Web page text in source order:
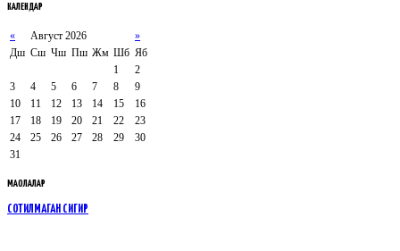
КАЛЕНДАР
« Август 2026
»
Дш Сш Чш Пш Жм Шб Яб
1
2
3
4 5 6 7 8
9
10
11 12 13 14 15
16
17
18 19 20 21 22
23
24
25 26 27 28 29
30
31
МАҚОЛАЛАР
СОТИЛМАГАН СИГИР